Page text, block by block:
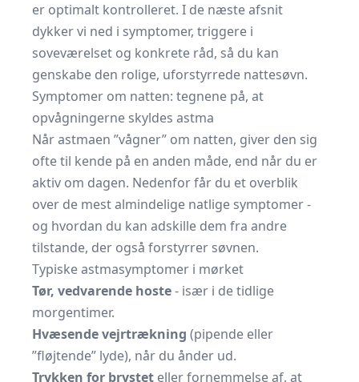
er optimalt kontrolleret. I de næste afsnit
dykker vi ned i symptomer, triggere i
soveværelset og konkrete råd, så du kan
genskabe den rolige, uforstyrrede nattesøvn.
Symptomer om natten: tegnene på, at
opvågningerne skyldes astma
Når astmaen ”vågner” om natten, giver den sig
ofte til kende på en anden måde, end når du er
aktiv om dagen. Nedenfor får du et overblik
over de mest almindelige natlige symptomer -
og hvordan du kan adskille dem fra andre
tilstande, der også forstyrrer søvnen.
Typiske astmasymptomer i mørket
Tør, vedvarende hoste- især i de tidlige
morgentimer.
Hvæsende vejrtrækning (pipende eller
”fløjtende” lyde), når du ånder ud.
Trykken for brystet eller fornemmelse af, at